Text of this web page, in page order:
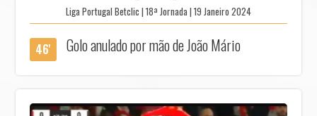
Liga Portugal Betclic | 18ª Jornada | 19 Janeiro 2024
46' Golo anulado por mão de João Mário